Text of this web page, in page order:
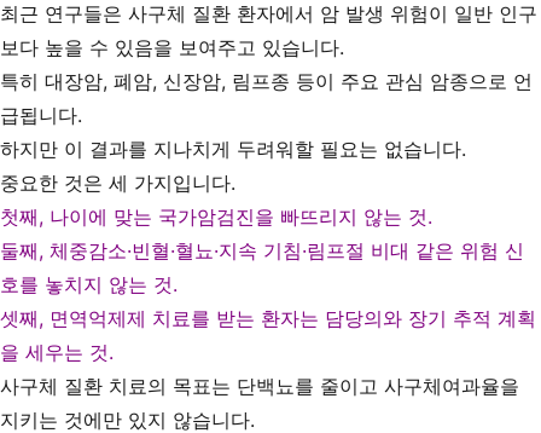
최근 연구들은 사구체 질환 환자에서 암 발생 위험이 일반 인구
보다 높을 수 있음을 보여주고 있습니다.
특히 대장암, 폐암, 신장암, 림프종 등이 주요 관심 암종으로 언
급됩니다.
하지만 이 결과를 지나치게 두려워할 필요는 없습니다.
중요한 것은 세 가지입니다.
첫째, 나이에 맞는 국가암검진을 빠뜨리지 않는 것.
둘째, 체중감소·빈혈·혈뇨·지속 기침·림프절 비대 같은 위험 신
호를 놓치지 않는 것.
셋째, 면역억제제 치료를 받는 환자는 담당의와 장기 추적 계획
을 세우는 것.
사구체 질환 치료의 목표는 단백뇨를 줄이고 사구체여과율을
지키는 것에만 있지 않습니다.